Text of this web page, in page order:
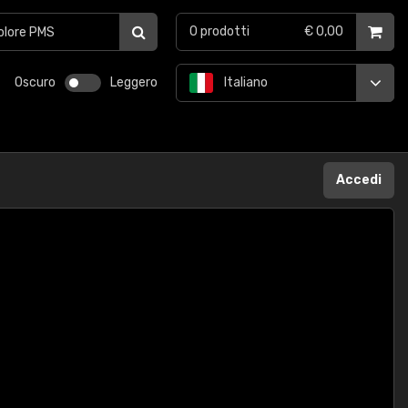
Oscuro Leggero Italiano
0 prodotti € 0,00
Accedi